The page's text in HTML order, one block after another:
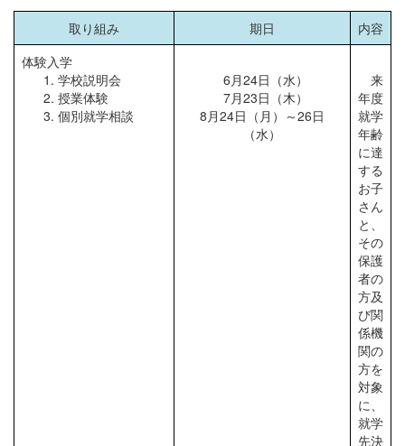
取り組み 期日
内容
体験入学
学校説明会
授業体験
個別就学相談
6月24日（水）
7月23日（木）
8月24日（月）～26日
（水）
来
年度
就学
年齢
に達
する
お子
さん
と、
その
保護
者の
方及
び関
係機
関の
方を
対象
に、
就学
先決